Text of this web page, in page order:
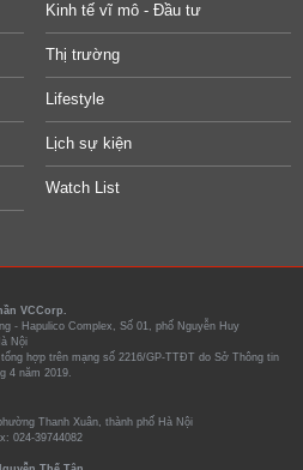
Kinh tế vĩ mô - Đầu tư
Thị trường
Lifestyle
Lịch sự kiện
Watch List
VCCorp.
- Hapulico Complex, Số 01, phố Nguyễn Huy
Nội
hợp trên mạng số 2216/GP-TTĐT do Sở Thông tin
4 năm 2019.
Thanh Xuân, thành phố Hà Nội
024-39744082